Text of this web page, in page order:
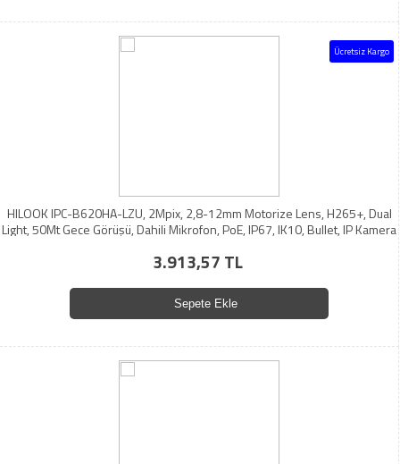
Ücretsiz Kargo
HILOOK IPC-B620HA-LZU, 2Mpix, 2,8-12mm Motorize Lens, H265+, Dual
Light, 50Mt Gece Görüşü, Dahili Mikrofon, PoE, IP67, IK10, Bullet, IP Kamera
3.913,57 TL
Sepete Ekle